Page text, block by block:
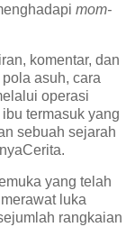
mom-
komentar, dan
asuh, cara
operasi
termasuk yang
sebuah sejarah
yang telah
luka
rangkaian